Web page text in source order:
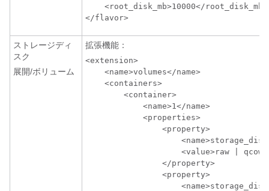
    <root_disk_mb>10000</root_disk_mb>
</flavor>
ストレージディ
スク
展開/ボリューム
拡張機能：
<extension>
    <name>volumes</name>
    <containers>
        <container>
            <name>1</name>
            <properties>
                <property>
<value>raw |
                </property>
                <property>